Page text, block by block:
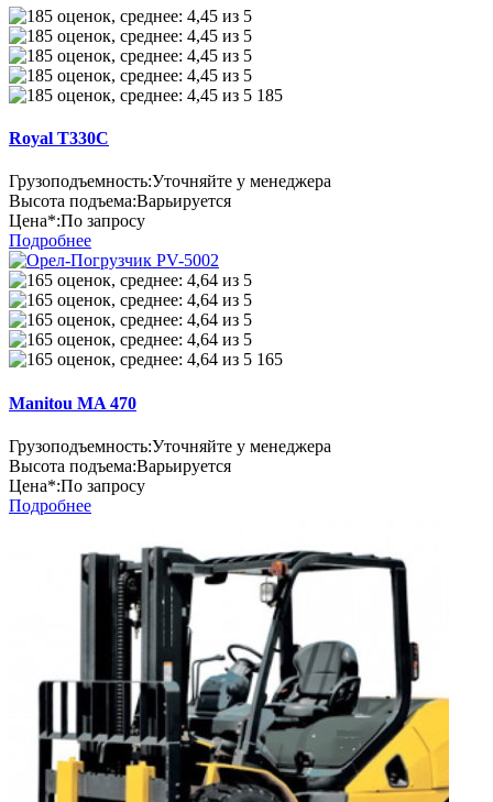
185
Royal T330C
Грузоподъемность:Уточняйте у менеджера
Высота подъема:Варьируется
Цена*:По запросу
Подробнее
165
Manitou MA 470
Грузоподъемность:Уточняйте у менеджера
Высота подъема:Варьируется
Цена*:По запросу
Подробнее